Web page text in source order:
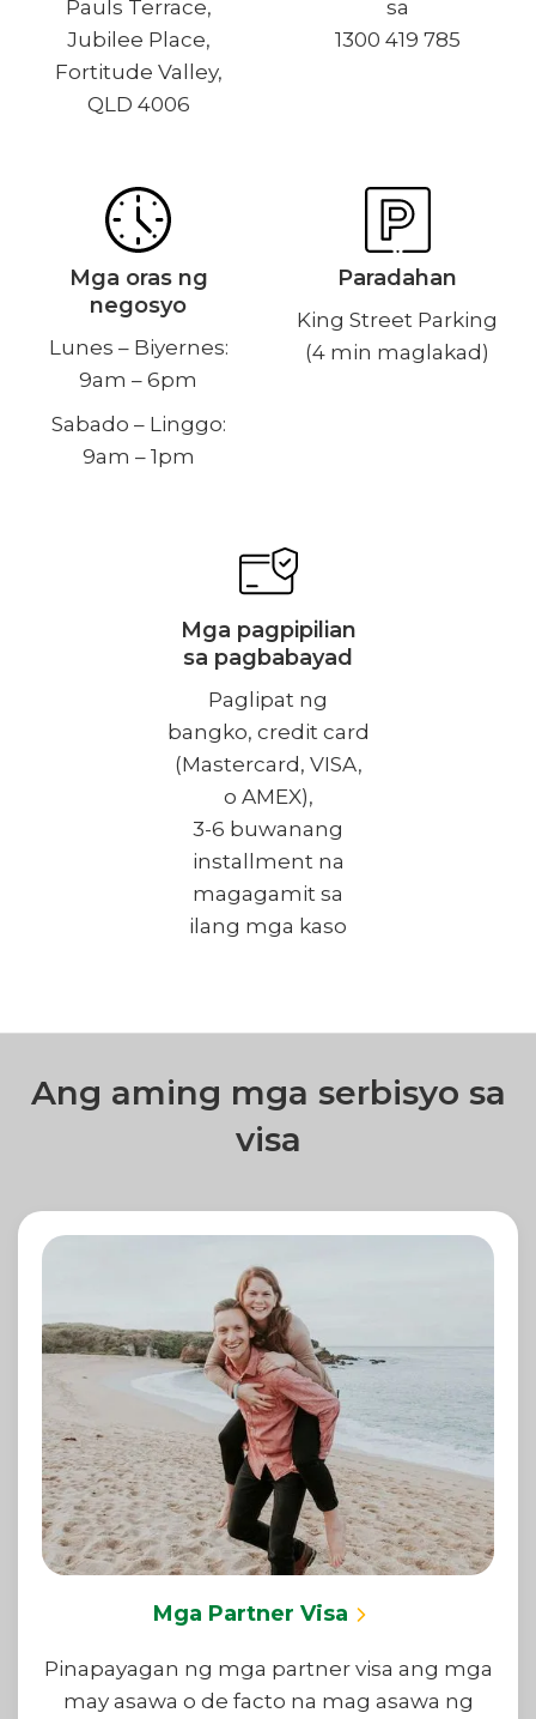
Pauls Terrace,
Jubilee Place,
Fortitude Valley,
QLD 4006
sa
1300 419 785
Mga oras ng
negosyo
Lunes – Biyernes:
9am – 6pm
Sabado – Linggo:
9am – 1pm
Paradahan
King Street Parking
(4 min maglakad)
Mga pagpipilian
sa pagbabayad
Paglipat ng
bangko, credit card
(Mastercard, VISA,
o AMEX),
3-6 buwanang
installment na
magagamit sa
ilang mga kaso
Ang aming mga serbisyo sa
visa
Mga Partner Visa
Pinapayagan ng mga partner visa ang mga
may asawa o de facto na mag asawa ng